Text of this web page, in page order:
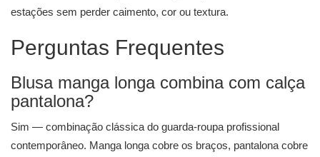
estações sem perder caimento, cor ou textura.
Perguntas Frequentes
Blusa manga longa combina com calça
pantalona?
Sim — combinação clássica do guarda-roupa profissional
contemporâneo. Manga longa cobre os braços, pantalona cobre